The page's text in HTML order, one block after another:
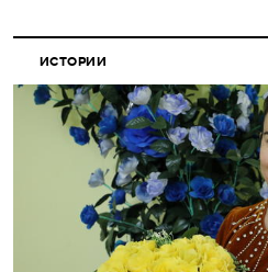
ИСТОРИИ